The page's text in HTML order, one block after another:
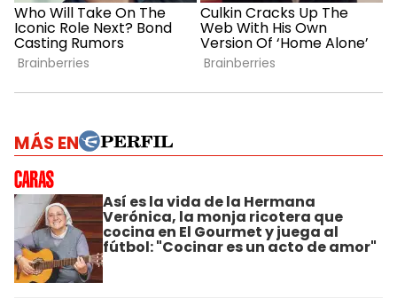
MÁS EN
Así es la vida de la Hermana
Verónica, la monja ricotera que
cocina en El Gourmet y juega al
fútbol: "Cocinar es un acto de amor"